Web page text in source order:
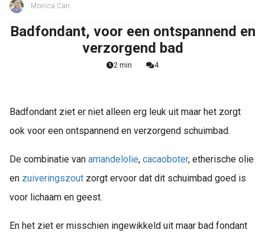
Monica Can
Badfondant, voor een ontspannend en
verzorgend bad
2 min 4
Badfondant ziet er niet alleen erg leuk uit maar het zorgt
ook voor een ontspannend en verzorgend schuimbad.
De combinatie van amandelolie, cacaoboter, etherische olie
en zuiveringszout zorgt ervoor dat dit schuimbad goed is
voor lichaam en geest.
En het ziet er misschien ingewikkeld uit maar bad fondant